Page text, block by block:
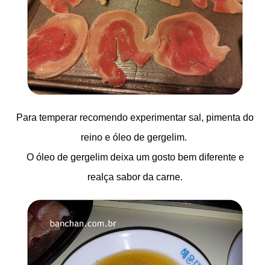
Para temperar recomendo experimentar sal, pimenta do
reino e óleo de gergelim.
O óleo de gergelim deixa um gosto bem diferente e
realça sabor da carne.